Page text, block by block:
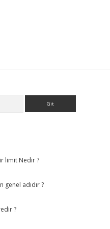
limit Nedir ?
adıdır ?
?